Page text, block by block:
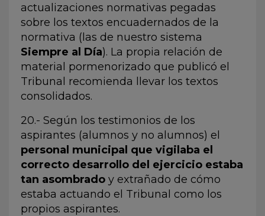
actualizaciones normativas pegadas
sobre los textos encuadernados de la
normativa (las de nuestro sistema
Siempre al Día). La propia relación de
material pormenorizado que publicó el
Tribunal recomienda llevar los textos
consolidados.
20.- Según los testimonios de los
aspirantes (alumnos y no alumnos) el
personal municipal que vigilaba el
correcto desarrollo del ejercicio estaba
tan asombrado y extrañado de cómo
estaba actuando el Tribunal como los
propios aspirantes.